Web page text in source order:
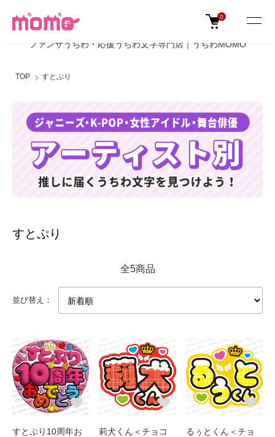
ファンサうちわ・応援うちわ文字専門店｜うちわMOMO
0
TOP すとぷり
すとぷり
全5商品
並び替え：
すとぷり10周年お
莉犬くん＜チョコ
るぅとくん＜チョ